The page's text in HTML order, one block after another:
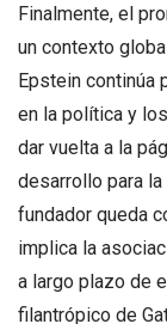
Finalmente, el
un contexto
Epstein continúa
en la política y
dar vuelta a la
desarrollo para
fundador queda
implica la
a largo plazo de
filantrópico de